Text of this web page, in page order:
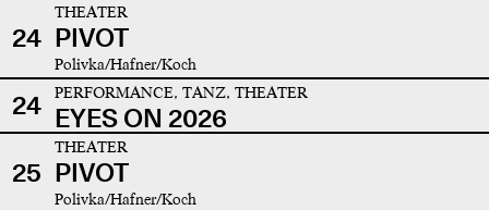
24
THEATER
PIVOT
Polivka/Hafner/Koch
24 PERFORMANCE, TANZ, THEATER
EYES ON 2026
25
THEATER
PIVOT
Polivka/Hafner/Koch